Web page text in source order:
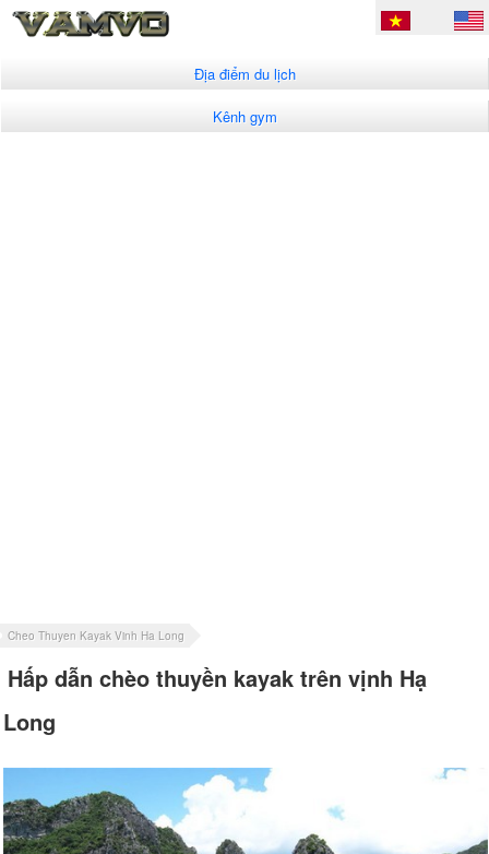
Địa điểm du lịch
Kênh gym
Cheo Thuyen Kayak Vinh Ha Long
Hấp dẫn chèo thuyền kayak trên vịnh Hạ
Long